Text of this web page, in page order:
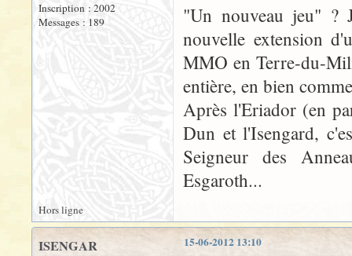
Inscription : 2002
Messages : 189
"Un nouveau jeu" ?
nouvelle extension
MMO en Terre-du-
entière, en bien
Après l'Eriador (en
Dun et l'Isengard,
Seigneur des
Esgaroth...
Hors ligne
15-06-2012 13:10
ISENGAR